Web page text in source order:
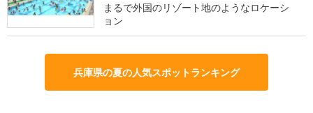
まるで外国のリゾート地のようなロケーシ
ョン
兵庫県の夏の人気スポットランキング